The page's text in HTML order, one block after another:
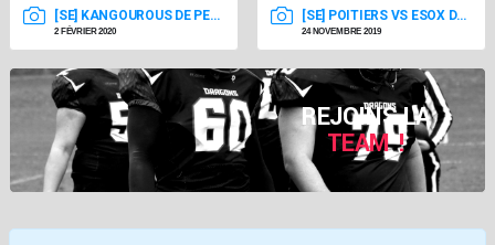
[SE] KANGOUROUS DE PESSAC VS POITIERS 02/02/20
2 FÉVRIER 2020
[SE] POITIERS VS ESOX DE BASSE-GOULAINE 24/11/19
24 NOVEMBRE 2019
REJOINS LA
TEAM !